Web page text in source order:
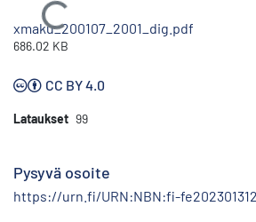
Ladataan...
xmaku_200107_2001_dig.pdf
686.02 KB
CC BY 4.0
Lataukset 99
Pysyvä osoite
https://urn.fi/URN:NBN:fi-